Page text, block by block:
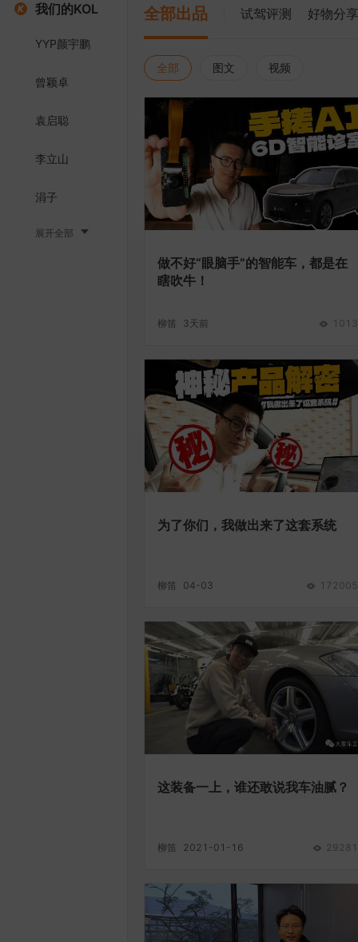
我们的KOL
YYP颜宇鹏
曾颖卓
袁启聪
李立山
涓子
展开全部
全部出品 试驾评测 好物分享
全部 图文 视频
做不好“眼脑手”的智能车，都是在
瞎吹牛！
柳笛 3天前 1013
为了你们，我做出来了这套系统
柳笛 04-03 172005
这装备一上，谁还敢说我车油腻？
柳笛 2021-01-16 29281